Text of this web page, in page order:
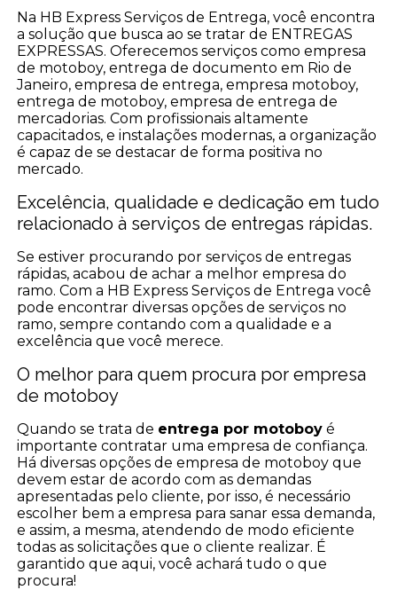
Na HB Express Serviços de Entrega, você encontra
a solução que busca ao se tratar de ENTREGAS
EXPRESSAS. Oferecemos serviços como empresa
de motoboy, entrega de documento em Rio de
Janeiro, empresa de entrega, empresa motoboy,
entrega de motoboy, empresa de entrega de
mercadorias. Com profissionais altamente
capacitados, e instalações modernas, a organização
é capaz de se destacar de forma positiva no
mercado.
Excelência, qualidade e dedicação em tudo
relacionado à serviços de entregas rápidas.
Se estiver procurando por serviços de entregas
rápidas, acabou de achar a melhor empresa do
ramo. Com a HB Express Serviços de Entrega você
pode encontrar diversas opções de serviços no
ramo, sempre contando com a qualidade e a
excelência que você merece.
O melhor para quem procura por empresa
de motoboy
Quando se trata de entrega por motoboy é
importante contratar uma empresa de confiança.
Há diversas opções de empresa de motoboy que
devem estar de acordo com as demandas
apresentadas pelo cliente, por isso, é necessário
escolher bem a empresa para sanar essa demanda,
e assim, a mesma, atendendo de modo eficiente
todas as solicitações que o cliente realizar. É
garantido que aqui, você achará tudo o que
procura!